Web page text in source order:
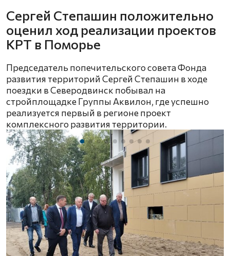
Сергей Степашин положительно
оценил ход реализации проектов
КРТ в Поморье
Председатель попечительского совета Фонда
развития территорий Сергей Степашин в ходе
поездки в Северодвинск побывал на
стройплощадке Группы Аквилон, где успешно
реализуется первый в регионе проект
комплексного развития территории.